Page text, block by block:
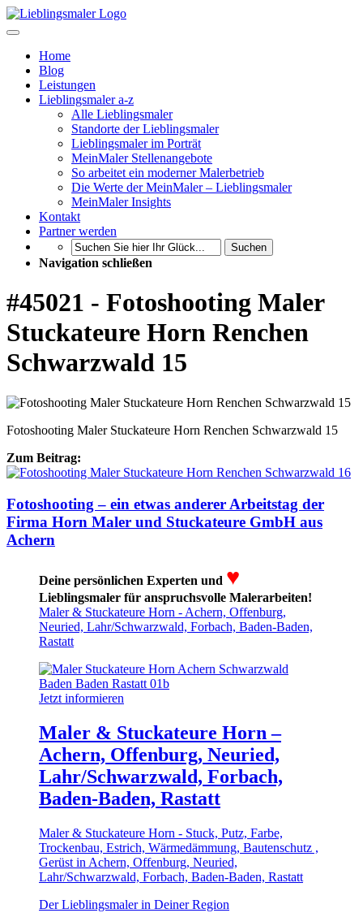
Home
Blog
Leistungen
Lieblingsmaler a-z
Alle Lieblingsmaler
Standorte der Lieblingsmaler
Lieblingsmaler im Porträt
MeinMaler Stellenangebote
So arbeitet ein moderner Malerbetrieb
Die Werte der MeinMaler – Lieblingsmaler
MeinMaler Insights
Kontakt
Partner werden
Suchen
Navigation schließen
#45021 - Fotoshooting Maler
Stuckateure Horn Renchen
Schwarzwald 15
Fotoshooting Maler Stuckateure Horn Renchen Schwarzwald 15
Zum Beitrag:
Fotoshooting – ein etwas anderer Arbeitstag der
Firma Horn Maler und Stuckateure GmbH aus
Achern
Deine persönlichen Experten und ♥
Lieblingsmaler für anspruchsvolle Malerarbeiten!
Maler & Stuckateure Horn - Achern, Offenburg,
Neuried, Lahr/Schwarzwald, Forbach, Baden-Baden,
Rastatt
Jetzt informieren
Maler & Stuckateure Horn –
Achern, Offenburg, Neuried,
Lahr/Schwarzwald, Forbach,
Baden-Baden, Rastatt
Maler & Stuckateure Horn - Stuck, Putz, Farbe,
Trockenbau, Estrich, Wärmedämmung, Bautenschutz ,
Gerüst in Achern, Offenburg, Neuried,
Lahr/Schwarzwald, Forbach, Baden-Baden, Rastatt
Der Lieblingsmaler in Deiner Region